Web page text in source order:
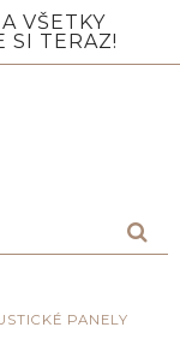
VŠETKY
SI TERAZ!
PANELY